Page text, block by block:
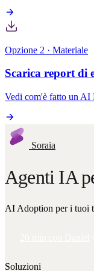
Opzione 2 · Materiale
Scarica report di
Vedi com'è fatto un AI
Soraia
Agenti IA
AI Adoption per i tuoi
Soluzioni